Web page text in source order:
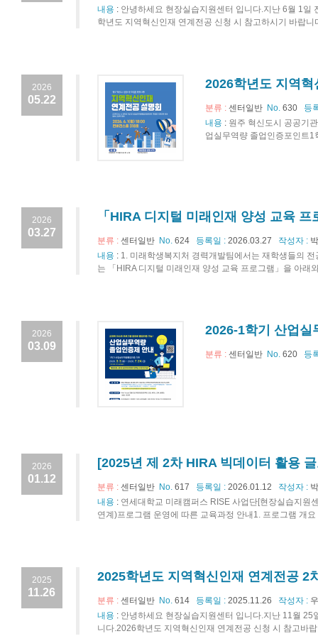
내용 : 안녕하세요 현장실습지원센터 입니다.지난 6월 1일
학년도 지역혁신인재 연계전공 신청 시 참고하시기 바랍
2026
05.22
2026학년도 지역
분류 : 센터일반 No. 630
등
내용 : 원주 혁신도시 공공기
업실무역량 졸업인증포인트
2026
03.27
「HIRA 디지털 미래인재 양성 교육
분류 : 센터일반 No. 624 등록일 : 2026.03.27 작성자 :
내용 : 1. 미래학생복지처 경력개발팀에서는 재학생들의
는 「HIRA 디지털 미래인재 양성 교육 프로그램」을 아래
2026
03.09
2026-1학기 산업실
분류 : 센터일반 No. 620 등
2026
01.12
[2025년 제 2차 HIRA 빅데이터 활용
분류 : 센터일반 No. 617 등록일 : 2026.01.12 작성자 :
내용 : 연세대학교 미래캠퍼스 RISE 사업단[현장실습지원
연계)프로그램 운영에 따른 교육과정 안내1. 프로그램 개
2025
11.26
2025학년도 지역혁신인재 연계전공 2
분류 : 센터일반 No. 614 등록일 : 2025.11.26 작성자 :
내용 : 안녕하세요 현장실습지원센터 입니다.지난 11월
니다.2026학년도 지역혁신인재 연계전공 신청 시 참고바